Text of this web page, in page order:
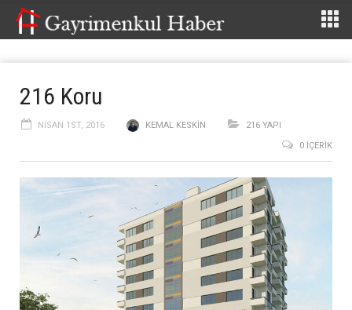
216 Koru
NISAN 1ST, 2016 KEMAL KESKIN
216 YAPI
0 İÇERIK